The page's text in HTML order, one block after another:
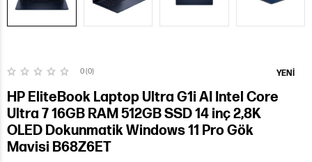
YENI
0 (0)
HP EliteBook Laptop Ultra G1i AI Intel Core
Ultra 7 16GB RAM 512GB SSD 14 inç 2,8K
OLED Dokunmatik Windows 11 Pro Gök
Mavisi B68Z6ET